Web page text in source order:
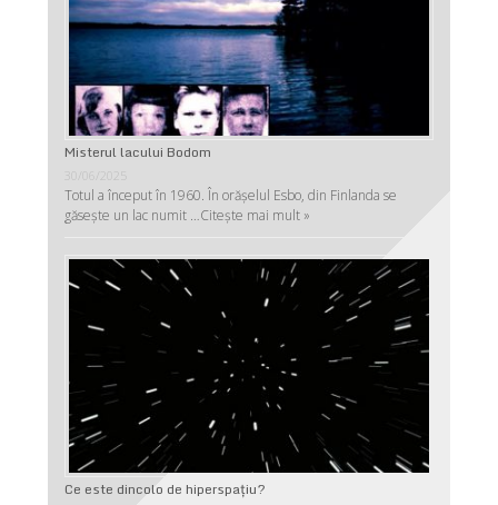
Misterul lacului Bodom
Totul a început în 1960. În orășelul Esbo, din Finlanda se
găsește un lac numit …Citește mai mult »
Ce este dincolo de hiperspaţiu?